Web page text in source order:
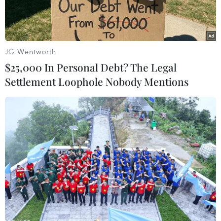
ứng với biến đổi khí hậu vàquản lý nước.
Phân ban Việt Nam trong Ủy ban liên Chính
phủ Việt Nam-Hà Lan về thích ứng vớibiến đổi
Chính phủ làm Chủ tịch phânban; Bộ trưởng Bộ
Tài nguyên và Môi trường là Phó Chủ tịch phân
ban.
Các thành viên thường trực của Phân ban gồm
đại diện của các Bộ Tài nguyên vàMôi trường,
Nông nghiệp và Phát triển Nông thôn, Ngoại
giao, Kế hoạch và Đầu tư,Tài chính, Công
Thương và Văn phòng Chính phủ.
Cơ quan giúp việc của Phân ban là bộ máy của
JG Wentworth
$25,000 In Personal Debt? The Legal
Settlement Loophole Nobody Mentions